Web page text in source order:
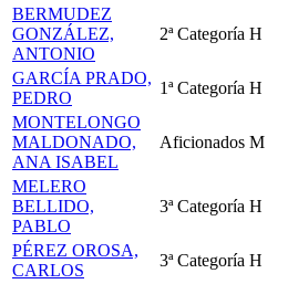
BERMUDEZ
GONZÁLEZ,
ANTONIO
2ª Categoría H
GARCÍA PRADO,
PEDRO
1ª Categoría H
MONTELONGO
MALDONADO,
ANA ISABEL
Aficionados M
MELERO
BELLIDO,
PABLO
3ª Categoría H
PÉREZ OROSA,
CARLOS
3ª Categoría H